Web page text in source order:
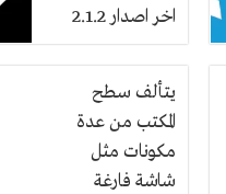
اخر اصدار 2.1.2
تنزيل مجاني
يتألف سطح
المكتب من عدة
مكونات مثل
شاشة فارغة